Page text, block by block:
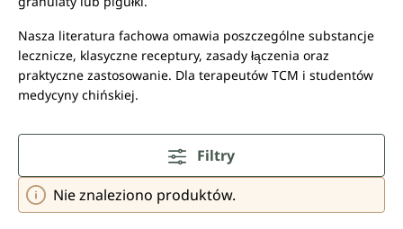
Nasza literatura fachowa omawia poszczególne substancje
lecznicze, klasyczne receptury, zasady łączenia oraz
praktyczne zastosowanie. Dla terapeutów TCM i studentów
medycyny chińskiej.
Filtry
Nie znaleziono produktów.